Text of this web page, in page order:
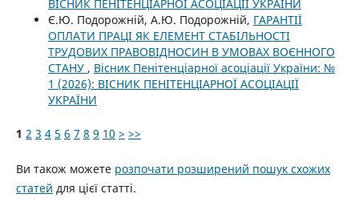
ВІСНИК ПЕНІТЕНЦІАРНОЇ АСОЦІАЦІЇ УКРАЇНИ
Є.Ю. Подорожній, А.Ю. Подорожній, ГАРАНТІЇ
ОПЛАТИ ПРАЦІ ЯК ЕЛЕМЕНТ СТАБІЛЬНОСТІ
ТРУДОВИХ ПРАВОВІДНОСИН В УМОВАХ ВОЄННОГО
СТАНУ , Вісник Пенітенціарної асоціації України: №
1 (2026): ВІСНИК ПЕНІТЕНЦІАРНОЇ АСОЦІАЦІЇ
УКРАЇНИ
1 2 3 4 5 6 7 8 9 10 > >>
Ви також можете розпочати розширений пошук схожих
статей для цієї статті.